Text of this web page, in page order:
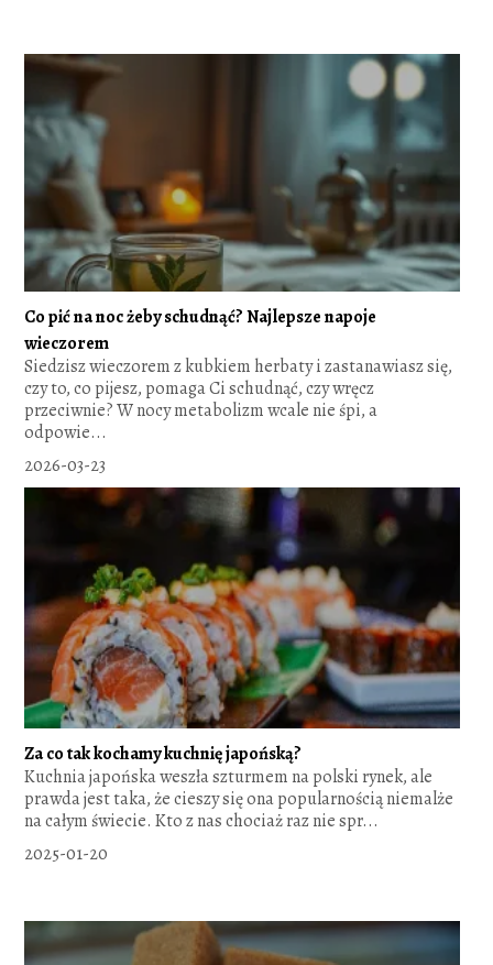
Co pić na noc żeby schudnąć? Najlepsze napoje
wieczorem
Siedzisz wieczorem z kubkiem herbaty i zastanawiasz się,
czy to, co pijesz, pomaga Ci schudnąć, czy wręcz
przeciwnie? W nocy metabolizm wcale nie śpi, a
odpowie...
2026-03-23
Za co tak kochamy kuchnię japońską?
Kuchnia japońska weszła szturmem na polski rynek, ale
prawda jest taka, że cieszy się ona popularnością niemalże
na całym świecie. Kto z nas chociaż raz nie spr...
2025-01-20